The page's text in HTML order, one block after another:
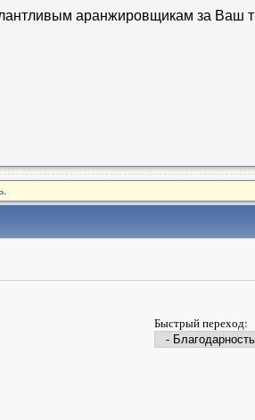
аранжировщикам за Ваш
.
Быстрый переход: